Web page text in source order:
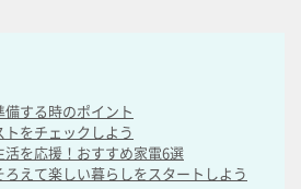
する時のポイント
をチェックしよう
を応援！おすすめ家電6選
えて楽しい暮らしをスタートしよう